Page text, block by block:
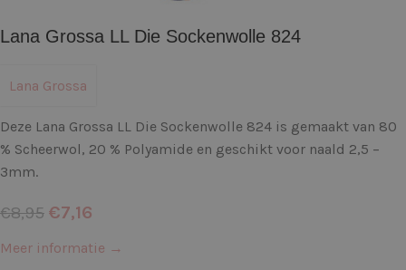
Lana Grossa LL Die Sockenwolle 824
Lana Grossa
Deze Lana Grossa LL Die Sockenwolle 824 is gemaakt van 80
% Scheerwol, 20 % Polyamide en geschikt voor naald 2,5 –
3mm.
€8,95 €7,16
Meer informatie →